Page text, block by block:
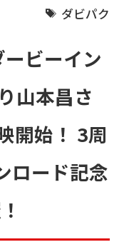
ダビパク
ビーイン
山本昌さ
開始！ 3周
ロード記念